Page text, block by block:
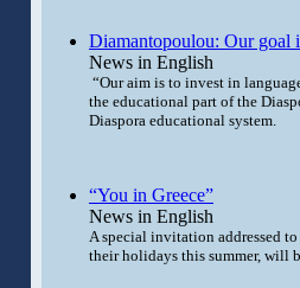
Diamantopoulou: Our goal
News in English
“Our aim is to invest in
the educational part of the
Diaspora educational system.
“You in Greece”
News in English
A special invitation addressed
their holidays this summer, will